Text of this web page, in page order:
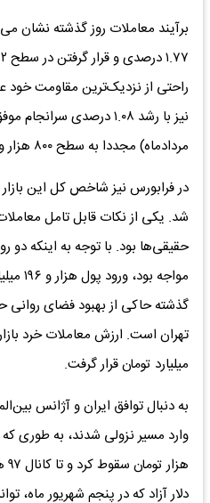
برآیند معاملات روز گذشته
راحتی از نزدیک‌ترین مقاومت
مردادماه) مجددا به سطح ۸۰۰ هزار واحد برسد.
شد. یکی از نکات قابل تامل
حقیقی‌ها بود. با توجه به اینکه دو
مواجه
گذشته حاکی از بهبود فضای روانی
میلیارد تومان قرار گرفت.
به دنبال توافق ایران و آژانس